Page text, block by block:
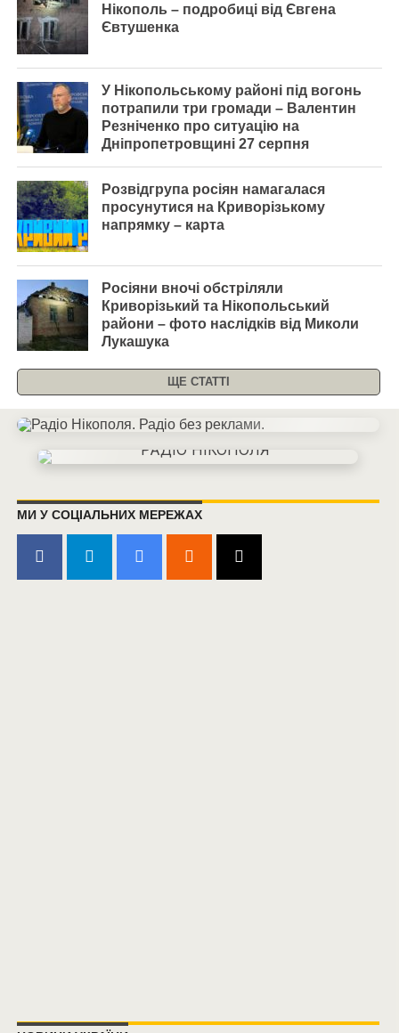
Нікополь – подробиці від Євгена
Євтушенка
У Нікопольському районі під вогонь
потрапили три громади – Валентин
Резніченко про ситуацію на
Дніпропетровщині 27 серпня
Розвідгрупа росіян намагалася
просунутися на Криворізькому
напрямку – карта
Росіяни вночі обстріляли
Криворізький та Нікопольський
райони – фото наслідків від Миколи
Лукашука
ЩЕ СТАТТІ
МИ У СОЦІАЛЬНИХ МЕРЕЖАХ